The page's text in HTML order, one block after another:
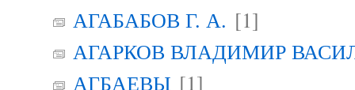
АГАБАБОВ Г. А. [1]
АГАРКОВ ВЛАДИМИР
АГБАЕВЫ [1]